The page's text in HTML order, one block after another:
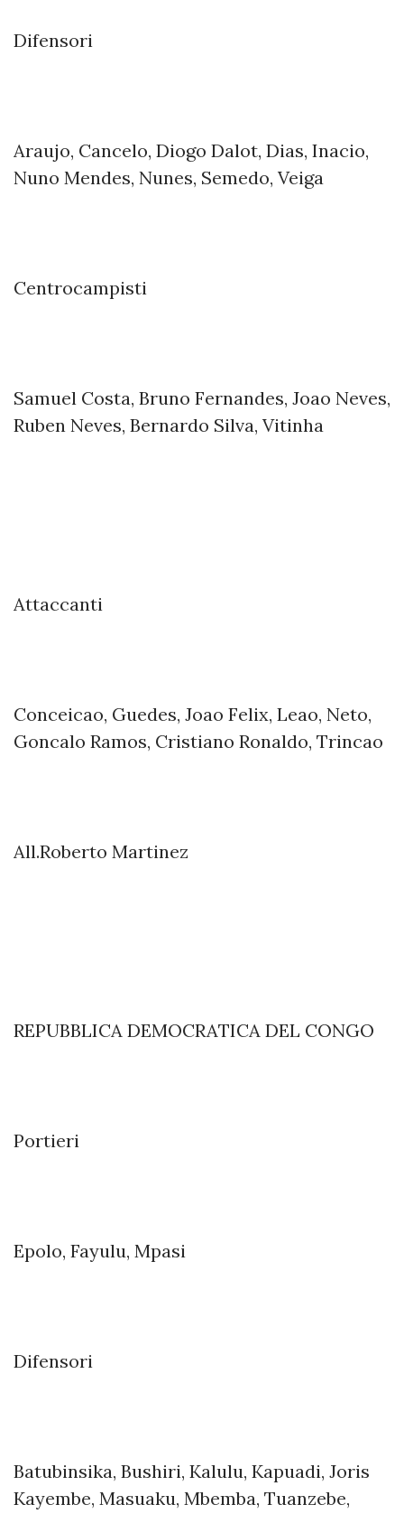
Difensori
Araujo, Cancelo, Diogo Dalot, Dias, Inacio,
Nuno Mendes, Nunes, Semedo, Veiga
Centrocampisti
Samuel Costa, Bruno Fernandes, Joao Neves,
Ruben Neves, Bernardo Silva, Vitinha
Attaccanti
Conceicao, Guedes, Joao Felix, Leao, Neto,
Goncalo Ramos, Cristiano Ronaldo, Trincao
All.Roberto Martinez
REPUBBLICA DEMOCRATICA DEL CONGO
Portieri
Epolo, Fayulu, Mpasi
Difensori
Batubinsika, Bushiri, Kalulu, Kapuadi, Joris
Kayembe, Masuaku, Mbemba, Tuanzebe,